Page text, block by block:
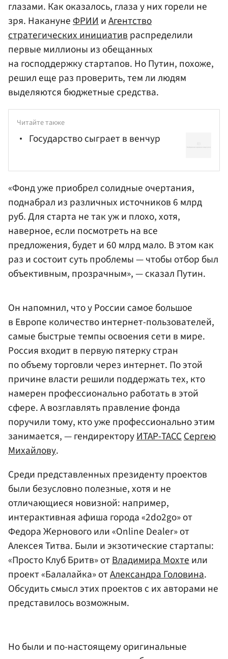
глазами. Как оказалось, глаза у них горели не
зря. НаканунеФРИИиАгентство
стратегических инициативраспределили
первые миллионы из обещанных
на господдержку стартапов. Но Путин, похоже,
решил еще раз проверить, тем ли людям
выделяются бюджетные средства.
Читайте также
Государство сыграет в венчур
«Фонд уже приобрел солидные очертания,
поднабрал из различных источников 6 млрд
руб. Для старта не так уж и плохо, хотя,
наверное, если посмотреть на все
предложения, будет и 60 млрд мало. В этом как
раз и состоит суть проблемы — чтобы отбор был
объективным, прозрачным», — сказал Путин.
Он напомнил, что у России самое большое
в Европе количество интернет-пользователей,
самые быстрые темпы освоения сети в мире.
Россия входит в первую пятерку стран
по объему торговли через интернет. По этой
причине власти решили поддержать тех, кто
намерен профессионально работать в этой
сфере. А возглавлять правление фонда
поручили тому, кто уже профессионально этим
занимается, — гендиректоруИТАР-ТАСССергею
Михайлову.
Среди представленных президенту проектов
были безусловно полезные, хотя и не
отличающиеся новизной: например,
интерактивная афиша города «2do2go» от
Федора Жернового или «Online Dеaler» от
Алексея Титва. Были и экзотические стартапы:
«Просто Клуб Бритв» отВладимира Мохтеили
проект «Балалайка» отАлександра Головина.
Обсудить смысл этих проектов с их авторами не
представилось возможным.
Но были и по-настоящему оригинальные